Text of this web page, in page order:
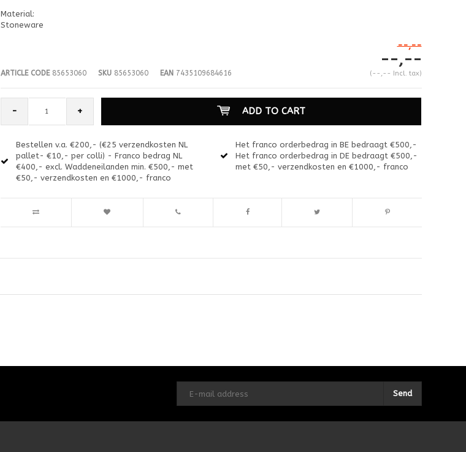
Enlarge image
Material:
Stoneware
ARTICLE CODE85653060 SKU85653060 EAN7435109684616
--,--
--,--
(--,-- Incl. tax)
- + ADD TO CART
Bestellen v.a. €200,- (€25 verzendkosten NL
pallet- €10,- per colli) - Franco bedrag NL
€400,- excl. Waddeneilanden min. €500,- met
€50,- verzendkosten en €1000,- franco
Het franco orderbedrag in BE bedraagt €500,-
Het franco orderbedrag in DE bedraagt €500,-
met €50,- verzendkosten en €1000,- franco
Send